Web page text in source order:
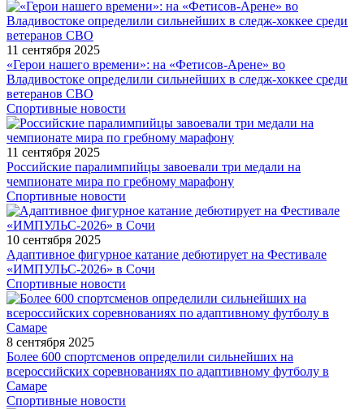
11 сентября 2025
«Герои нашего времени»: на «Фетисов-Арене» во
Владивостоке определили сильнейших в следж-хоккее среди
ветеранов СВО
Спортивные новости
11 сентября 2025
Российские паралимпийцы завоевали три медали на
чемпионате мира по гребному марафону
Спортивные новости
10 сентября 2025
Адаптивное фигурное катание дебютирует на Фестивале
«ИМПУЛЬС-2026» в Сочи
Спортивные новости
8 сентября 2025
Более 600 спортсменов определили сильнейших на
всероссийских соревнованиях по адаптивному футболу в
Самаре
Спортивные новости